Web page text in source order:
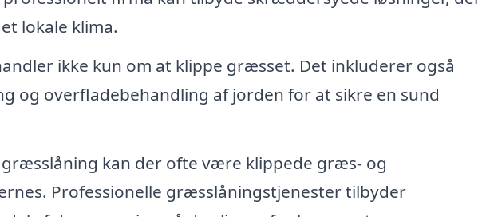
lokale klima.
ikke kun om at klippe græsset. Det inkluderer også
og overfladebehandling af jorden for at sikre en sund
kan der ofte være klippede græs- og
Professionelle græsslåningstjenester tilbyder